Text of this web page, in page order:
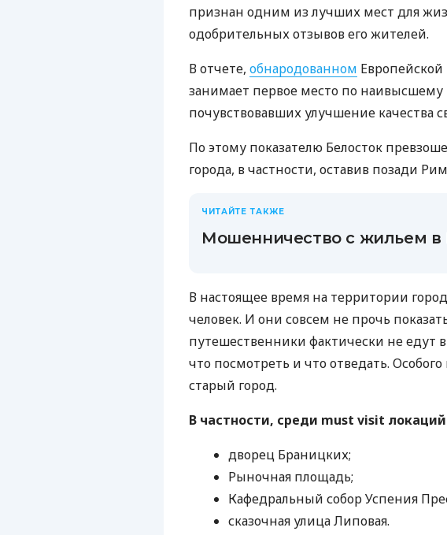
признан одним из лучших мест для
одобрительных отзывов его жителей.
В отчете, обнародованном
занимает первое место по
почувствовавших улучшение качества
По этому показателю Белосток
города, в частности, оставив позади
ЧИТАЙТЕ ТАКЖЕ
Мошенничество с жильем
В настоящее время на территории
человек. И они совсем не прочь
путешественники фактически не едут в
что посмотреть и что отведать.
старый город.
В частности, среди must visit
дворец Браницких;
Рыночная площадь;
Кафедральный собор Успения
сказочная улица Липовая.